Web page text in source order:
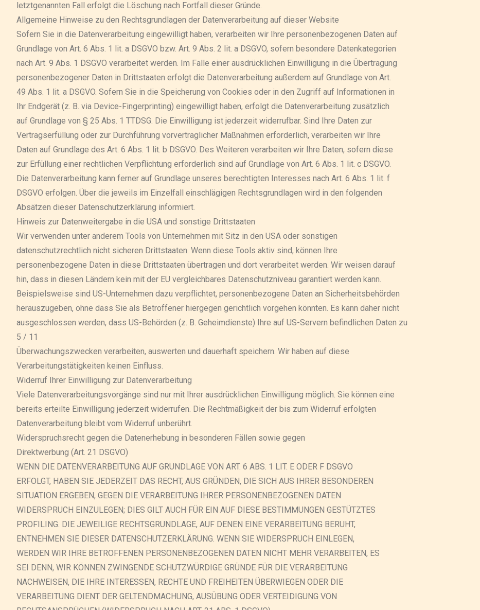
letztgenannten Fall erfolgt die Löschung nach Fortfall dieser Gründe.
Allgemeine Hinweise zu den Rechtsgrundlagen der Datenverarbeitung auf dieser Website
Sofern Sie in die Datenverarbeitung eingewilligt haben, verarbeiten wir Ihre personenbezogenen Daten auf
Grundlage von Art. 6 Abs. 1 lit. a DSGVO bzw. Art. 9 Abs. 2 lit. a DSGVO, sofern besondere Datenkategorien
nach Art. 9 Abs. 1 DSGVO verarbeitet werden. Im Falle einer ausdrücklichen Einwilligung in die Übertragung
personenbezogener Daten in Drittstaaten erfolgt die Datenverarbeitung außerdem auf Grundlage von Art.
49 Abs. 1 lit. a DSGVO. Sofern Sie in die Speicherung von Cookies oder in den Zugriff auf Informationen in
Ihr Endgerät (z. B. via Device-Fingerprinting) eingewilligt haben, erfolgt die Datenverarbeitung zusätzlich
auf Grundlage von § 25 Abs. 1 TTDSG. Die Einwilligung ist jederzeit widerrufbar. Sind Ihre Daten zur
Vertragserfüllung oder zur Durchführung vorvertraglicher Maßnahmen erforderlich, verarbeiten wir Ihre
Daten auf Grundlage des Art. 6 Abs. 1 lit. b DSGVO. Des Weiteren verarbeiten wir Ihre Daten, sofern diese
zur Erfüllung einer rechtlichen Verpflichtung erforderlich sind auf Grundlage von Art. 6 Abs. 1 lit. c DSGVO.
Die Datenverarbeitung kann ferner auf Grundlage unseres berechtigten Interesses nach Art. 6 Abs. 1 lit. f
DSGVO erfolgen. Über die jeweils im Einzelfall einschlägigen Rechtsgrundlagen wird in den folgenden
Absätzen dieser Datenschutzerklärung informiert.
Hinweis zur Datenweitergabe in die USA und sonstige Drittstaaten
Wir verwenden unter anderem Tools von Unternehmen mit Sitz in den USA oder sonstigen
datenschutzrechtlich nicht sicheren Drittstaaten. Wenn diese Tools aktiv sind, können Ihre
personenbezogene Daten in diese Drittstaaten übertragen und dort verarbeitet werden. Wir weisen darauf
hin, dass in diesen Ländern kein mit der EU vergleichbares Datenschutzniveau garantiert werden kann.
Beispielsweise sind US-Unternehmen dazu verpflichtet, personenbezogene Daten an Sicherheitsbehörden
herauszugeben, ohne dass Sie als Betroffener hiergegen gerichtlich vorgehen könnten. Es kann daher nicht
ausgeschlossen werden, dass US-Behörden (z. B. Geheimdienste) Ihre auf US-Servern befindlichen Daten zu
5 / 11
Überwachungszwecken verarbeiten, auswerten und dauerhaft speichern. Wir haben auf diese
Verarbeitungstätigkeiten keinen Einfluss.
Widerruf Ihrer Einwilligung zur Datenverarbeitung
Viele Datenverarbeitungsvorgänge sind nur mit Ihrer ausdrücklichen Einwilligung möglich. Sie können eine
bereits erteilte Einwilligung jederzeit widerrufen. Die Rechtmäßigkeit der bis zum Widerruf erfolgten
Datenverarbeitung bleibt vom Widerruf unberührt.
Widerspruchsrecht gegen die Datenerhebung in besonderen Fällen sowie gegen
Direktwerbung (Art. 21 DSGVO)
WENN DIE DATENVERARBEITUNG AUF GRUNDLAGE VON ART. 6 ABS. 1 LIT. E ODER F DSGVO
ERFOLGT, HABEN SIE JEDERZEIT DAS RECHT, AUS GRÜNDEN, DIE SICH AUS IHRER BESONDEREN
SITUATION ERGEBEN, GEGEN DIE VERARBEITUNG IHRER PERSONENBEZOGENEN DATEN
WIDERSPRUCH EINZULEGEN; DIES GILT AUCH FÜR EIN AUF DIESE BESTIMMUNGEN GESTÜTZTES
PROFILING. DIE JEWEILIGE RECHTSGRUNDLAGE, AUF DENEN EINE VERARBEITUNG BERUHT,
ENTNEHMEN SIE DIESER DATENSCHUTZERKLÄRUNG. WENN SIE WIDERSPRUCH EINLEGEN,
WERDEN WIR IHRE BETROFFENEN PERSONENBEZOGENEN DATEN NICHT MEHR VERARBEITEN, ES
SEI DENN, WIR KÖNNEN ZWINGENDE SCHUTZWÜRDIGE GRÜNDE FÜR DIE VERARBEITUNG
NACHWEISEN, DIE IHRE INTERESSEN, RECHTE UND FREIHEITEN ÜBERWIEGEN ODER DIE
VERARBEITUNG DIENT DER GELTENDMACHUNG, AUSÜBUNG ODER VERTEIDIGUNG VON